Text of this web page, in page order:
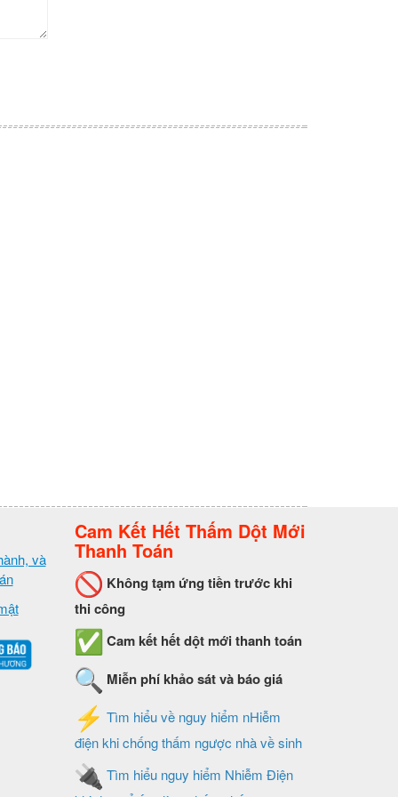
và
Cam Kết Hết Thấm Dột Mới
Thanh Toán
Không tạm ứng tiền trước khi
thi công
Cam kết hết dột mới thanh toán
Miễn phí khảo sát và báo giá
Tìm hiểu về nguy hiểm nHiễm
điện khi chống thấm ngược nhà về sinh
Tìm hiểu nguy hiểm Nhiễm Điện